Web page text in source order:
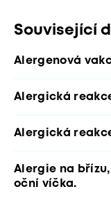
Související
Alergenová
Alergická
Alergická
Alergie na
oční víčka.